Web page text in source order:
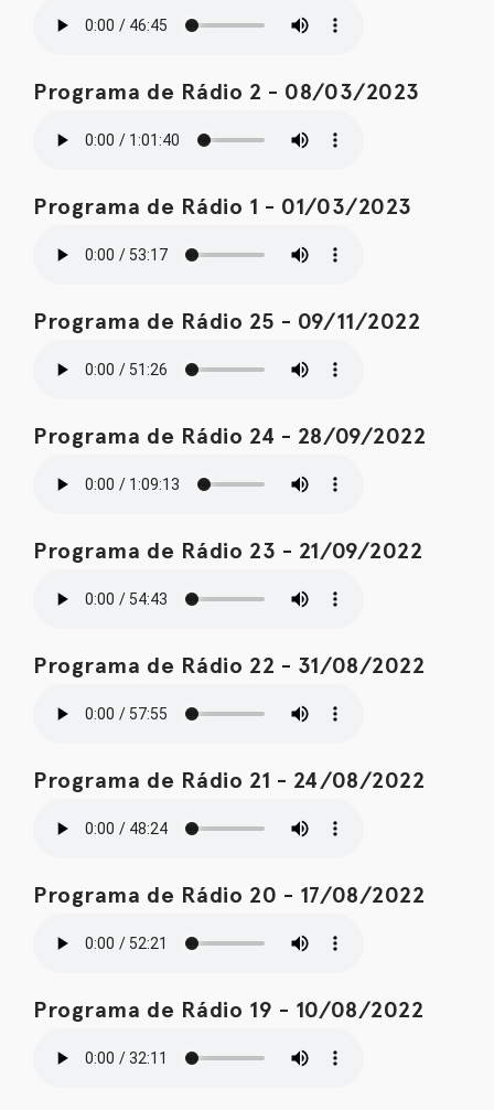
Programa de Rádio 2 - 08/03/2023
Programa de Rádio 1 - 01/03/2023
Programa de Rádio 25 - 09/11/2022
Programa de Rádio 24 - 28/09/2022
Programa de Rádio 23 - 21/09/2022
Programa de Rádio 22 - 31/08/2022
Programa de Rádio 21 - 24/08/2022
Programa de Rádio 20 - 17/08/2022
Programa de Rádio 19 - 10/08/2022